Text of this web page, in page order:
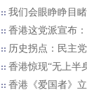
我们会眼睁睁目
香港这党派宣布
历史拐点：民主
香港惊现“无上半
香港《爱国者》